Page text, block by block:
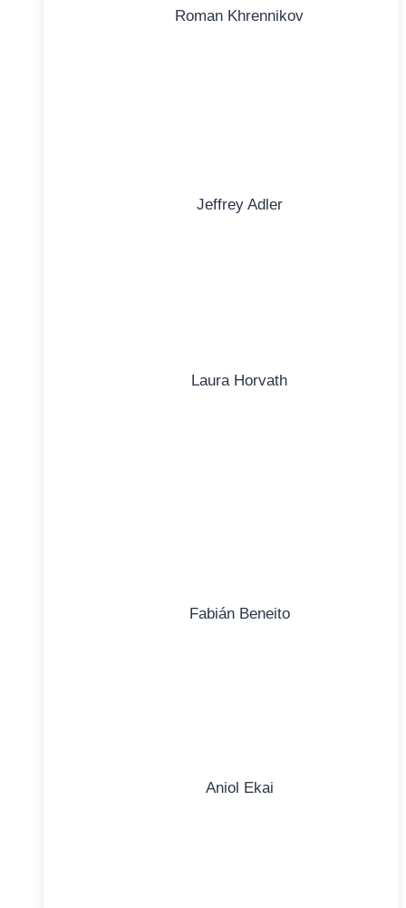
Roman Khrennikov
Jeffrey Adler
Laura Horvath
Fabián Beneito
Aniol Ekai